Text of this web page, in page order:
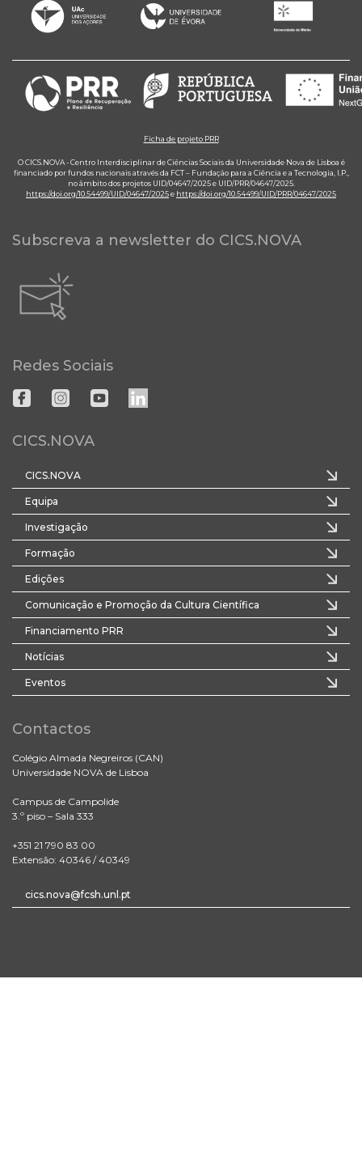
Ficha de projeto PRR
O CICS.NOVA - Centro Interdisciplinar de Ciências Sociais da Universidade Nova de Lisboa é
financiado por fundos nacionais através da FCT – Fundação para a Ciência e a Tecnologia, I.P.,
no âmbito dos projetos UID/04647/2025 e UID/PRR/04647/2025.
https://doi.org/10.54499/UID/04647/2025e https://doi.org/10.54499/UID/PRR/04647/2025
Subscreva a newsletter do CICS.NOVA
Redes Sociais
CICS.NOVA
CICS.NOVA
Equipa
Investigação
Formação
Edições
Comunicação e Promoção da Cultura Científica
Financiamento PRR
Notícias
Eventos
Contactos
Colégio Almada Negreiros (CAN)
Universidade NOVA de Lisboa
Campus de Campolide
3.º piso – Sala 333
+351 21 790 83 00
Extensão: 40346 / 40349
cics.nova@fcsh.unl.pt